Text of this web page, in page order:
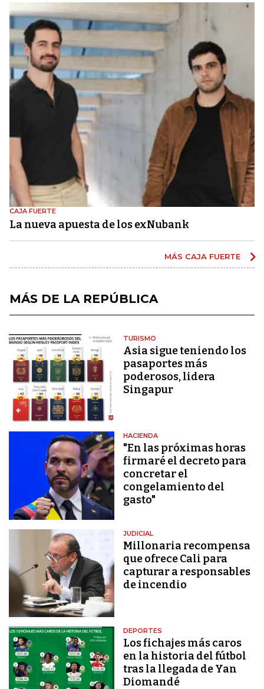
CAJA FUERTE
La nueva apuesta de los exNubank
MÁS CAJA FUERTE
MÁS DE LA REPÚBLICA
TURISMO
Asia sigue teniendo los
pasaportes más
poderosos, lidera
Singapur
HACIENDA
"En las próximas horas
firmaré el decreto para
concretar el
congelamiento del
gasto"
JUDICIAL
Millonaria recompensa
que ofrece Cali para
capturar a responsables
de incendio
DEPORTES
Los fichajes más caros
en la historia del fútbol
tras la llegada de Yan
Diomandé